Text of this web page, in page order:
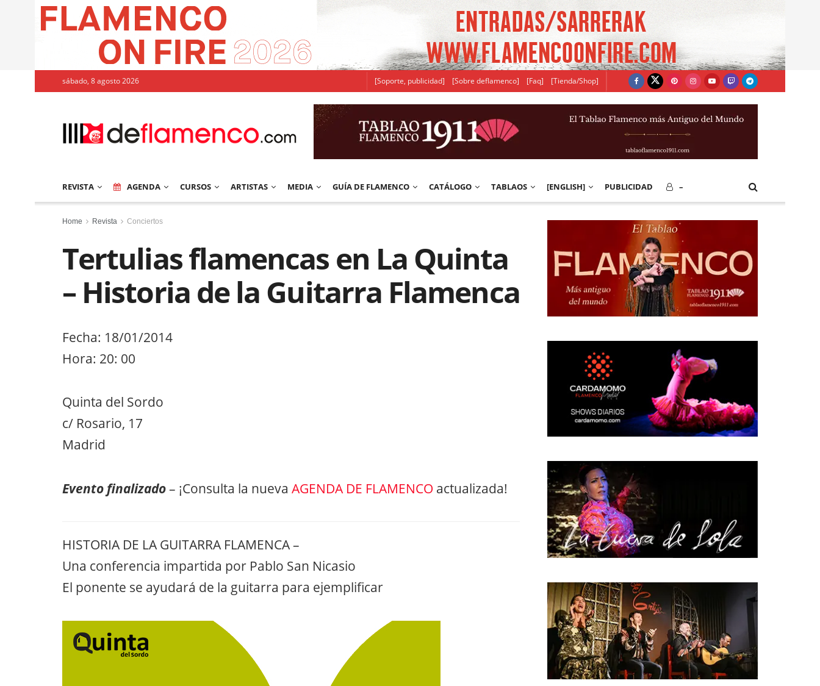
sábado, 8 agosto 2026 [Soporte, publicidad] [Sobre deflamenco] [Faq] [Tienda/Shop]
REVISTA AGENDA CURSOS ARTISTAS MEDIA GUÍA DE FLAMENCO CATÁLOGO TABLAOS [ENGLISH] PUBLICIDAD –
Home Revista Conciertos
Tertulias flamencas en La Quinta
– Historia de la Guitarra Flamenca
Fecha: 18/01/2014
Hora: 20: 00
Quinta del Sordo
c/ Rosario, 17
Madrid
Evento finalizado– ¡Consulta la nueva AGENDA DE FLAMENCO actualizada!
HISTORIA DE LA GUITARRA FLAMENCA –
Una conferencia impartida por Pablo San Nicasio
El ponente se ayudará de la guitarra para ejemplificar